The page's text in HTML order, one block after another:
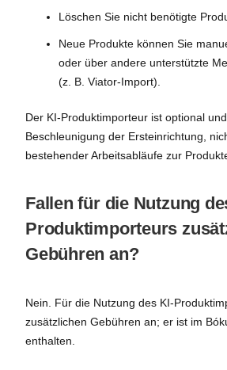
Löschen Sie nicht benötigte
Neue Produkte können Sie
oder über andere unterstützte
(z. B. Viator-Import).
Der KI-Produktimporteur ist optional
Beschleunigung der Ersteinrichtung,
bestehender Arbeitsabläufe zur
Fallen für die Nutzung
Produktimporteurs
Gebühren an?
Nein. Für die Nutzung des KI-
zusätzlichen Gebühren an; er ist im
enthalten.